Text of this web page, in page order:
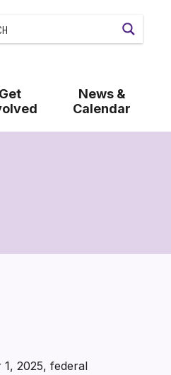
Get
News &
Calendar
2025, federal